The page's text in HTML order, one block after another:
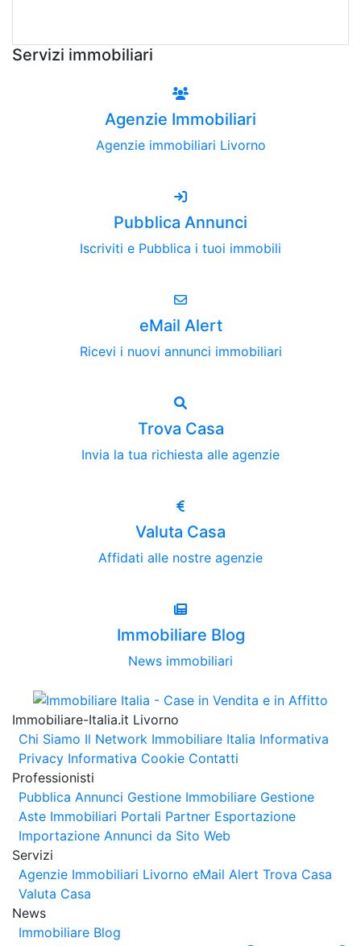
Servizi immobiliari
Agenzie Immobiliari
Agenzie immobiliari Livorno
Pubblica Annunci
Iscriviti e Pubblica i tuoi immobili
eMail Alert
Ricevi i nuovi annunci immobiliari
Trova Casa
Invia la tua richiesta alle agenzie
Valuta Casa
Affidati alle nostre agenzie
Immobiliare Blog
News immobiliari
Immobiliare-Italia.it Livorno
Chi Siamo Il Network Immobiliare Italia Informativa
Privacy Informativa Cookie Contatti
Professionisti
Pubblica Annunci Gestione Immobiliare Gestione
Aste Immobiliari Portali Partner Esportazione
Importazione Annunci da Sito Web
Servizi
Agenzie Immobiliari Livorno eMail Alert Trova Casa
Valuta Casa
News
Immobiliare Blog